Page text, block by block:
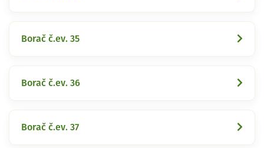
Borač č.ev. 35
Borač č.ev. 36
Borač č.ev. 37